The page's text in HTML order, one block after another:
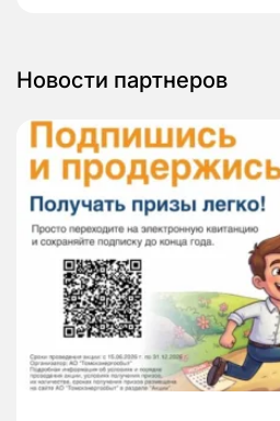
Новости партнеров